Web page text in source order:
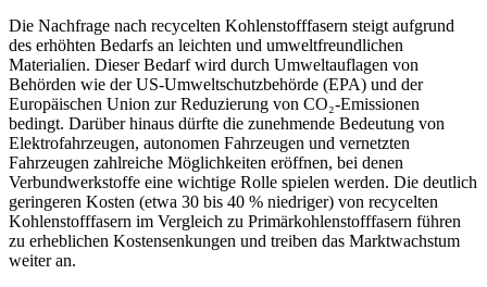
Die Nachfrage nach recycelten Kohlenstofffasern steigt aufgrund
des erhöhten Bedarfs an leichten und umweltfreundlichen
Materialien. Dieser Bedarf wird durch Umweltauflagen von
Behörden wie der US-Umweltschutzbehörde (EPA) und der
Europäischen Union zur Reduzierung von CO₂-Emissionen
bedingt. Darüber hinaus dürfte die zunehmende Bedeutung von
Elektrofahrzeugen, autonomen Fahrzeugen und vernetzten
Fahrzeugen zahlreiche Möglichkeiten eröffnen, bei denen
Verbundwerkstoffe eine wichtige Rolle spielen werden. Die deutlich
geringeren Kosten (etwa 30 bis 40 % niedriger) von recycelten
Kohlenstofffasern im Vergleich zu Primärkohlenstofffasern führen
zu erheblichen Kostensenkungen und treiben das Marktwachstum
weiter an.